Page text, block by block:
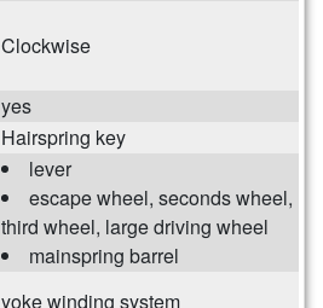
Clockwise
yes
Hairspring key
lever
escape wheel, seconds wheel,
third wheel, large driving wheel
mainspring barrel
yoke winding system